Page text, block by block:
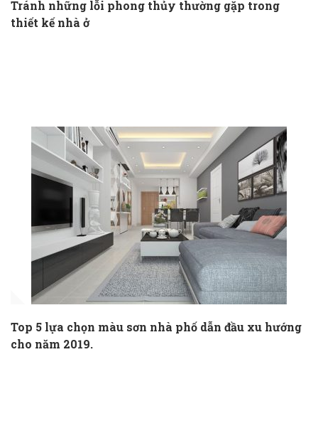
Tránh những lỗi phong thủy thường gặp trong
thiết kế nhà ở
Top 5 lựa chọn màu sơn nhà phố dẫn đầu xu hướng
cho năm 2019.